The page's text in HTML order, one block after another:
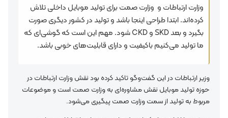
وزارت ارتباطات و وزارت صمت برای تولید موبایل داخلی تلاش
کرده‌اند. ابتدا طراحی اینجا باشد و تولید در کشور دیگری صورت
بگیرد و بعد SKD و CKD شود. مهم این است که گوشی‌ای که
ما تولید می‌کنیم باکیفیت و دارای قابلیت‌های خوبی باشد.
وزیر ارتباطات در این گفت‌وگو تاکید کرده بود نقش وزارت ارتباطات در
حوزه تولید موبایل نقش مشاوره‌ای به وزارت صمت است و موضوعات
مربوط به تولید از سمت وزارت صمت پیگیری می‌شود.